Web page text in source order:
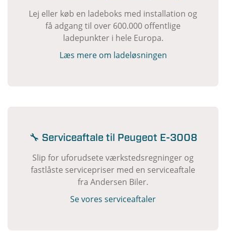
Lej eller køb en ladeboks med installation og
få adgang til over 600.000 offentlige
ladepunkter i hele Europa.
Læs mere om ladeløsningen
🔧 Serviceaftale til Peugeot E-3008
Slip for uforudsete værkstedsregninger og
fastlåste servicepriser med en serviceaftale
fra Andersen Biler.
Se vores serviceaftaler